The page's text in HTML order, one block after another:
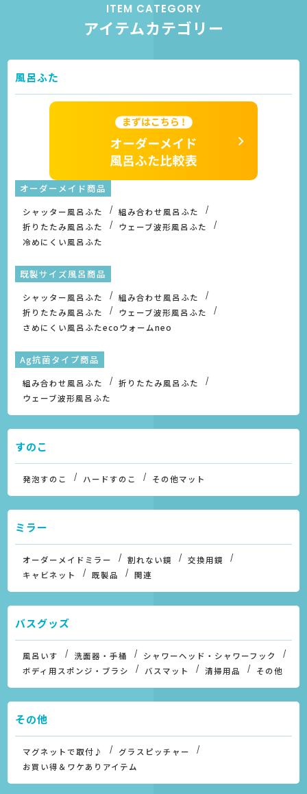
ITEM CATEGORY
アイテムカテゴリー
風呂ふた
オーダーメイド商品
シャッター風呂ふた
組み合わせ風呂ふた
折りたたみ風呂ふた
ウェーブ波形風呂ふた
冷めにくい風呂ふた
既製サイズ風呂商品
シャッター風呂ふた
組み合わせ風呂ふた
折りたたみ風呂ふた
ウェーブ波形風呂ふた
さめにくい風呂ふたecoウォームneo
Ag抗菌タイプ商品
組み合わせ風呂ふた
折りたたみ風呂ふた
ウェーブ波形風呂ふた
すのこ
発泡すのこ ハードすのこ その他マット
ミラー
オーダーメイドミラー 割れない鏡
交換用鏡
キャビネット
既製品 関連
バスグッズ
風呂いす 洗面器・手桶
シャワーヘッド・シャワーフック
ボディ用スポンジ・ブラシ
バスマット 清掃用品 その他
その他
マグネットで取付♪
グラスピッチャー
お買い得＆ワケありアイテム